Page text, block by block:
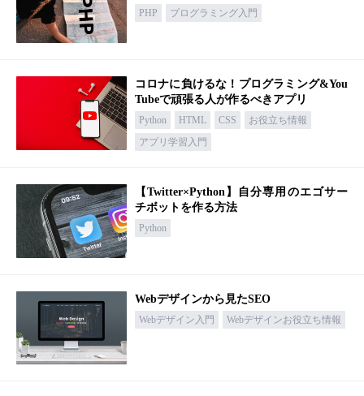
PHP プログラミング入門
コロナに負けるな！プログラミング&You
Tubeで頑張る人が作るべきアプリ
Python HTML CSS
お役立ち情報
アプリ学習入門
【Twitter×Python】自分専用のエゴサー
チボットを作る方法
Python
Webデザインから見たSEO
Webデザイン入門 Webデザインお役立ち情報